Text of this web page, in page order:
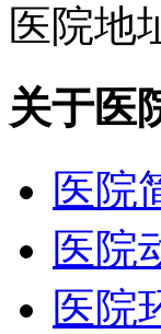
医院地
关于医
医院
医院
医院